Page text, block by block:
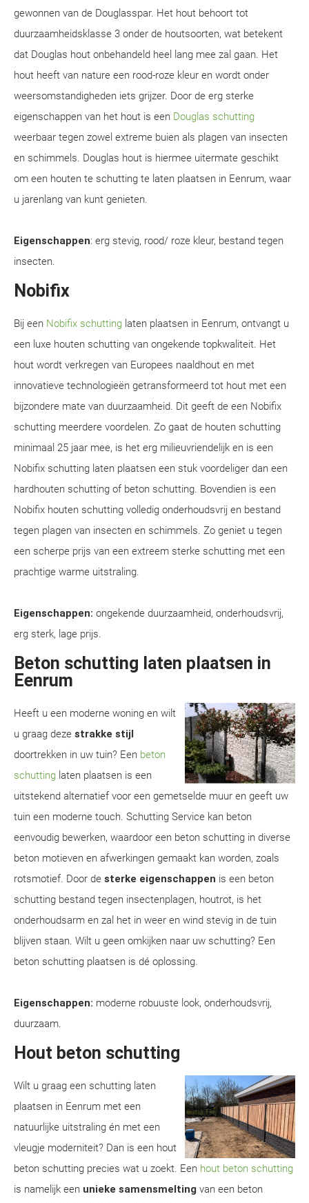
gewonnen van de Douglasspar. Het hout behoort tot
duurzaamheidsklasse 3 onder de houtsoorten, wat betekent
dat Douglas hout onbehandeld heel lang mee zal gaan. Het
hout heeft van nature een rood-roze kleur en wordt onder
weersomstandigheden iets grijzer. Door de erg sterke
eigenschappen van het hout is een Douglas schutting
weerbaar tegen zowel extreme buien als plagen van insecten
en schimmels. Douglas hout is hiermee uitermate geschikt
om een houten te schutting te laten plaatsen in Eenrum, waar
u jarenlang van kunt genieten.
Eigenschappen: erg stevig, rood/ roze kleur, bestand tegen
insecten.
Nobifix
Bij een Nobifix schutting laten plaatsen in Eenrum, ontvangt u
een luxe houten schutting van ongekende topkwaliteit. Het
hout wordt verkregen van Europees naaldhout en met
innovatieve technologieën getransformeerd tot hout met een
bijzondere mate van duurzaamheid. Dit geeft de een Nobifix
schutting meerdere voordelen. Zo gaat de houten schutting
minimaal 25 jaar mee, is het erg milieuvriendelijk en is een
Nobifix schutting laten plaatsen een stuk voordeliger dan een
hardhouten schutting of beton schutting. Bovendien is een
Nobifix houten schutting volledig onderhoudsvrij en bestand
tegen plagen van insecten en schimmels. Zo geniet u tegen
een scherpe prijs van een extreem sterke schutting met een
prachtige warme uitstraling.
Eigenschappen: ongekende duurzaamheid, onderhoudsvrij,
erg sterk, lage prijs.
Beton schutting laten plaatsen in
Eenrum
Heeft u een moderne woning en wilt
u graag deze strakke stijl
doortrekken in uw tuin? Een beton
schutting laten plaatsen is een
uitstekend alternatief voor een gemetselde muur en geeft uw
tuin een moderne touch. Schutting Service kan beton
eenvoudig bewerken, waardoor een beton schutting in diverse
beton motieven en afwerkingen gemaakt kan worden, zoals
rotsmotief. Door de sterke eigenschappen is een beton
schutting bestand tegen insectenplagen, houtrot, is het
onderhoudsarm en zal het in weer en wind stevig in de tuin
blijven staan. Wilt u geen omkijken naar uw schutting? Een
beton schutting plaatsen is dé oplossing.
Eigenschappen: moderne robuuste look, onderhoudsvrij,
duurzaam.
Hout beton schutting
Wilt u graag een schutting laten
plaatsen in Eenrum met een
natuurlijke uitstraling én met een
vleugje moderniteit? Dan is een hout
beton schutting precies wat u zoekt. Een hout beton schutting
is namelijk een unieke samensmelting van een beton